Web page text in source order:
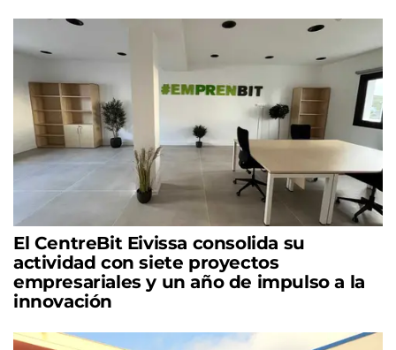
El CentreBit Eivissa consolida su
actividad con siete proyectos
empresariales y un año de impulso a la
innovación